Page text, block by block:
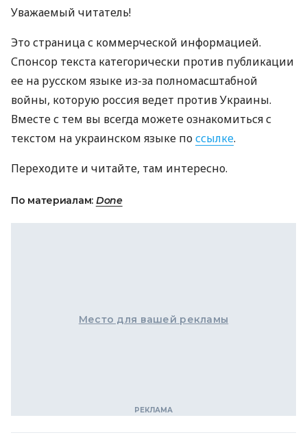
Уважаемый читатель!
Это страница с коммерческой информацией.
Спонсор текста категорически против публикации
ее на русском языке из-за полномасштабной
войны, которую россия ведет против Украины.
Вместе с тем вы всегда можете ознакомиться с
текстом на украинском языке поссылке.
Переходите и читайте, там интересно.
По материалам: Done
Место для вашей рекламы